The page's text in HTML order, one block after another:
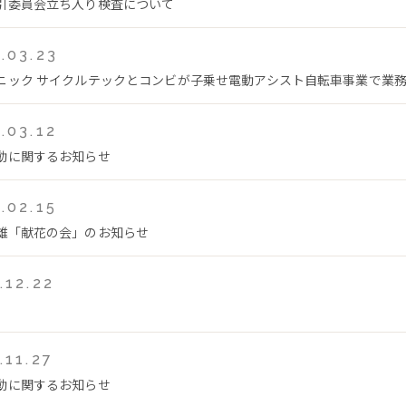
委員会立ち入り検査について
ック サイクルテックとコンビが子乗せ電動アシスト自転車事業で業
に関するお知らせ
「献花の会」のお知らせ
に関するお知らせ